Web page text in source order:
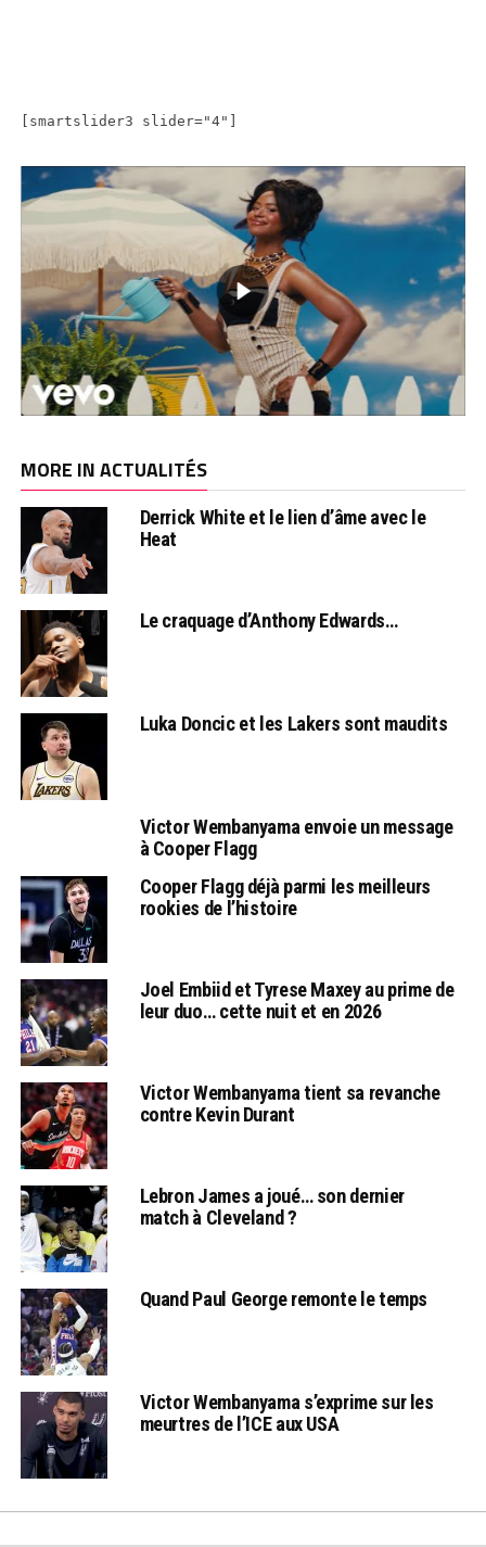
[smartslider3 slider="4"]
MORE IN ACTUALITÉS
Derrick White et le lien d’âme avec le
Heat
Le craquage d’Anthony Edwards…
Luka Doncic et les Lakers sont maudits
Victor Wembanyama envoie un message
à Cooper Flagg
Cooper Flagg déjà parmi les meilleurs
rookies de l’histoire
Joel Embiid et Tyrese Maxey au prime de
leur duo… cette nuit et en 2026
Victor Wembanyama tient sa revanche
contre Kevin Durant
Lebron James a joué… son dernier
match à Cleveland ?
Quand Paul George remonte le temps
Victor Wembanyama s’exprime sur les
meurtres de l’ICE aux USA